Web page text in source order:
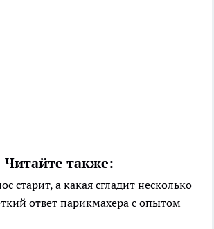
Читайте также:
старит, а какая сгладит несколько
ответ парикмахера с опытом